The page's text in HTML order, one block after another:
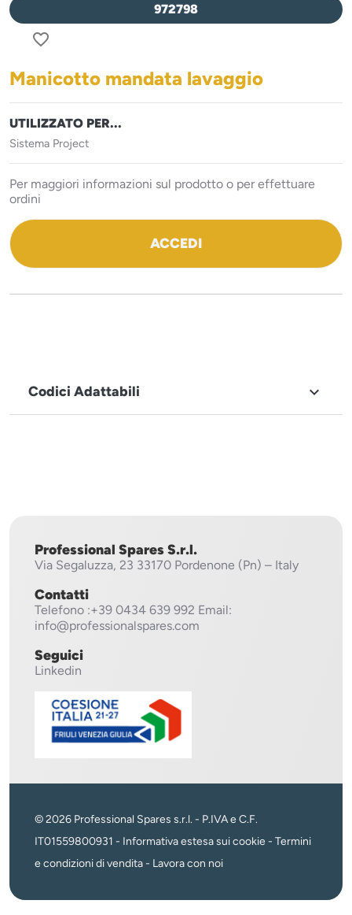
972798
favorite_border
Manicotto mandata lavaggio
UTILIZZATO PER...
Sistema Project
Per maggiori informazioni sul prodotto o per effettuare
ordini
ACCEDI
Codici Adattabili 
Professional Spares S.r.l.
Via Segaluzza, 23 33170 Pordenone (Pn) – Italy
Contatti
Telefono :+39 0434 639 992 Email:
info@professionalspares.com
Seguici
Linkedin
© 2026 Professional Spares s.r.l. - P.IVA e C.F.
IT01559800931 - Informativa estesa sui cookie - Termini
e condizioni di vendita- Lavora con noi